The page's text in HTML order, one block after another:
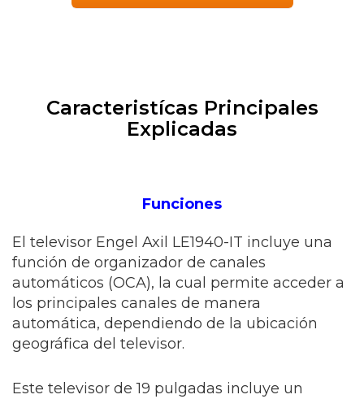
Caracteristícas Principales
Explicadas
Funciones
El televisor Engel Axil LE1940-IT incluye una
función de organizador de canales
automáticos (OCA), la cual permite acceder a
los principales canales de manera
automática, dependiendo de la ubicación
geográfica del televisor.
Este televisor de 19 pulgadas incluye un